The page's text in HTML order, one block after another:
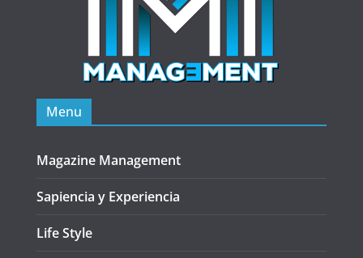
Menu
Magazine Management
Sapiencia y Experiencia
Life Style